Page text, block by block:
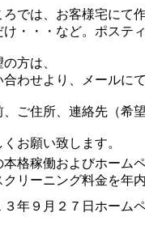
ろでは、お客様宅にて
け・・・など。ポステ
方は、
合わせより、メールに
、ご住所、連絡先（希
くお願い致します。
本格稼働およびホーム
クリーニング料金を年
３年９月２７日ホーム